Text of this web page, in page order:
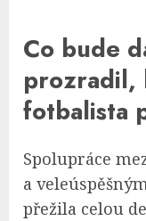
Co bude
prozradil,
fotbalista
Spolupráce
a
přežila celou